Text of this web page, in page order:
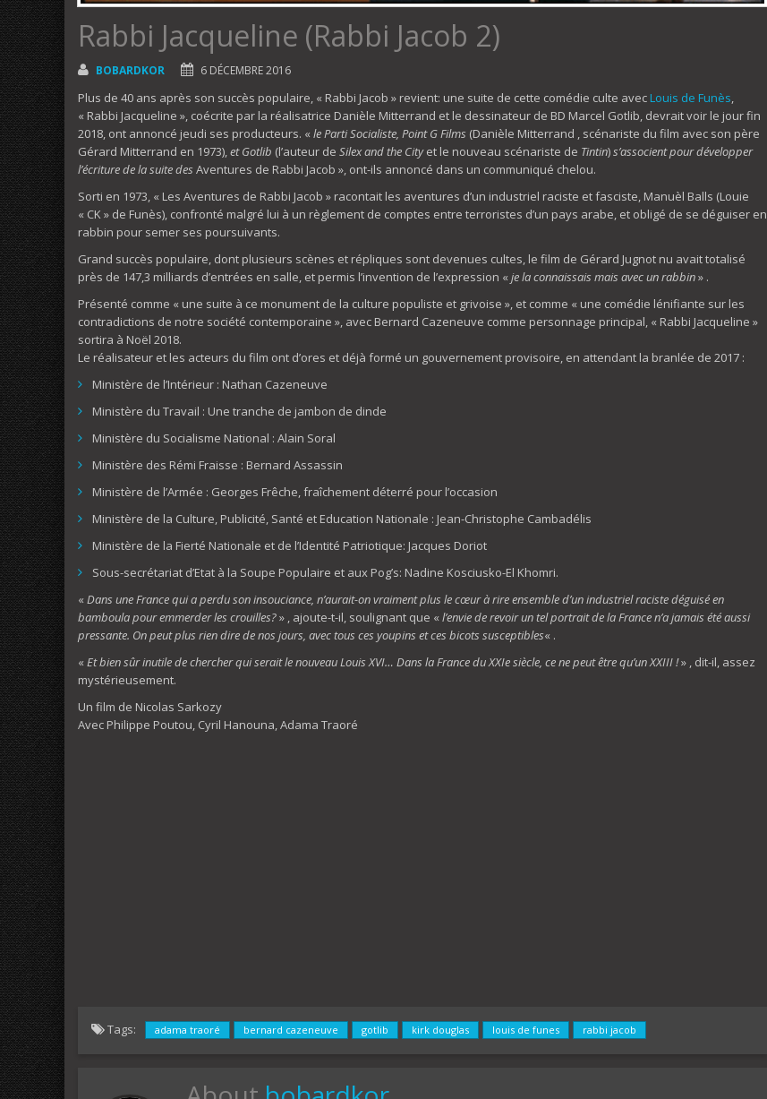
Rabbi Jacqueline (Rabbi Jacob 2)
BOBARDKOR 6 DÉCEMBRE 2016
Plus de 40 ans après son succès populaire, « Rabbi Jacob » revient: une suite de cette comédie culte avec Louis de Funès,
« Rabbi Jacqueline », coécrite par la réalisatrice Danièle Mitterrand et le dessinateur de BD Marcel Gotlib, devrait voir le jour fin
2018, ont annoncé jeudi ses producteurs. «le Parti Socialiste, Point G Films (Danièle Mitterrand , scénariste du film avec son père
Gérard Mitterrand en 1973),et Gotlib (l’auteur de Silex and the Cityet le nouveau scénariste de Tintin)s’associent pour développer
l’écriture de la suite des Aventures de Rabbi Jacob », ont-ils annoncé dans un communiqué chelou.
Sorti en 1973, « Les Aventures de Rabbi Jacob » racontait les aventures d’un industriel raciste et fasciste, Manuèl Balls (Louie
« CK » de Funès), confronté malgré lui à un règlement de comptes entre terroristes d’un pays arabe, et obligé de se déguiser en
rabbin pour semer ses poursuivants.
Grand succès populaire, dont plusieurs scènes et répliques sont devenues cultes, le film de Gérard Jugnot nu avait totalisé
près de 147,3 milliards d’entrées en salle, et permis l’invention de l’expression «je la connaissais mais avec un rabbin» .
Présenté comme « une suite à ce monument de la culture populiste et grivoise », et comme « une comédie lénifiante sur les
contradictions de notre société contemporaine », avec Bernard Cazeneuve comme personnage principal, « Rabbi Jacqueline »
sortira à Noël 2018.
Le réalisateur et les acteurs du film ont d’ores et déjà formé un gouvernement provisoire, en attendant la branlée de 2017 :
Ministère de l’Intérieur : Nathan Cazeneuve
Ministère du Travail : Une tranche de jambon de dinde
Ministère du Socialisme National : Alain Soral
Ministère des Rémi Fraisse : Bernard Assassin
Ministère de l’Armée : Georges Frêche, fraîchement déterré pour l’occasion
Ministère de la Culture, Publicité, Santé et Education Nationale : Jean-Christophe Cambadélis
Ministère de la Fierté Nationale et de l’Identité Patriotique: Jacques Doriot
Sous-secrétariat d’Etat à la Soupe Populaire et aux Pog’s: Nadine Kosciusko-El Khomri.
«Dans une France qui a perdu son insouciance, n’aurait-on vraiment plus le cœur à rire ensemble d’un industriel raciste déguisé en
bamboula pour emmerder les crouilles?» , ajoute-t-il, soulignant que «l’envie de revoir un tel portrait de la France n’a jamais été aussi
pressante. On peut plus rien dire de nos jours, avec tous ces youpins et ces bicots susceptibles« .
«Et bien sûr inutile de chercher qui serait le nouveau Louis XVI… Dans la France du XXIe siècle, ce ne peut être qu’un XXIII !» , dit-il, assez
mystérieusement.
Un film de Nicolas Sarkozy
Avec Philippe Poutou, Cyril Hanouna, Adama Traoré
Tags: adama traoré bernard cazeneuve gotlib kirk douglas louis de funes rabbi jacob